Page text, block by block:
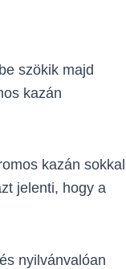
szökik majd
kazán
kazán sokkal
jelenti, hogy a
nyilvánvalóan